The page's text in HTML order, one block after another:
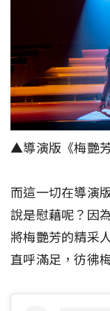
▲導演版《梅艷
而這一切在導演
說是慰藉呢？因
將梅艷芳的精采
直呼滿足，彷彿